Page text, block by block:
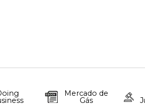
Mercado de
Gás